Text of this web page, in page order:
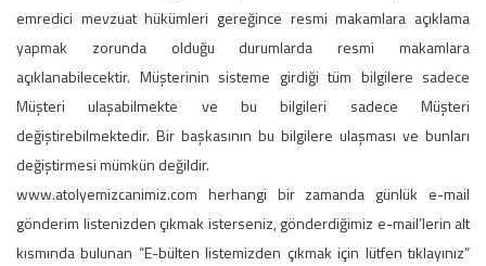
emredici mevzuat hükümleri gereğince resmi makamlara açıklama
yapmak zorunda olduğu durumlarda resmi makamlara
açıklanabilecektir. Müşterinin sisteme girdiği tüm bilgilere sadece
Müşteri ulaşabilmekte ve bu bilgileri sadece Müşteri
değiştirebilmektedir. Bir başkasının bu bilgilere ulaşması ve bunları
değiştirmesi mümkün değildir.
www.atolyemizcanimiz.com herhangi bir zamanda günlük e-mail
gönderim listenizden çıkmak isterseniz, gönderdiğimiz e-mail’lerin alt
kısmında bulunan “E-bülten listemizden çıkmak için lütfen tıklayınız”